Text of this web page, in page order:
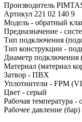
Производитель
Артикул 221 02 140 9
Модель - обратный
Предназначение -
Тип подключения
Тип конструкции -
Диаметр подключения
Материал (материал
Затвор - ПВХ
Уплотнители - FPM
Цвет - серый
Рабочая температура -
Рабочее давление (бар)